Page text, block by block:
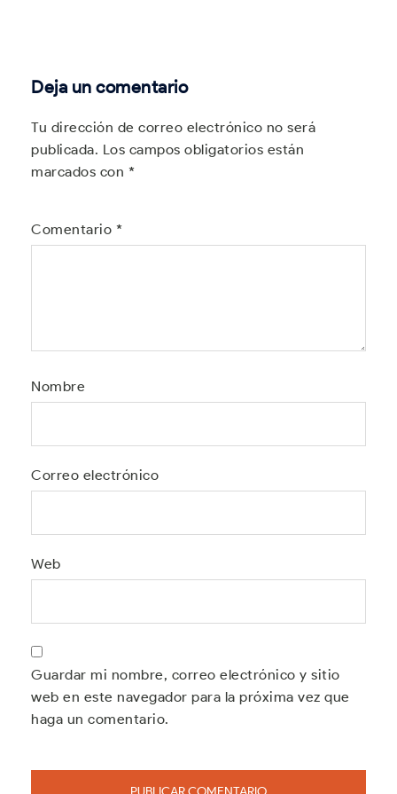
Deja un comentario
Tu dirección de correo electrónico no será
publicada. Los campos obligatorios están
marcados con *
Comentario *
Nombre
Correo electrónico
Web
Guardar mi nombre, correo electrónico y sitio
web en este navegador para la próxima vez que
haga un comentario.